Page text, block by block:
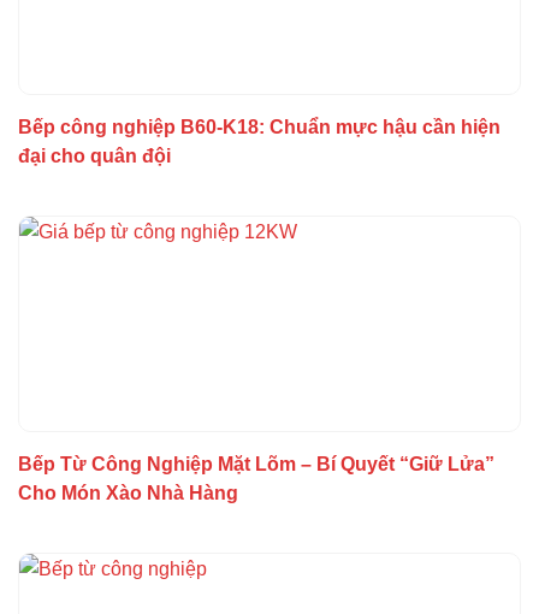
Bếp công nghiệp B60-K18: Chuẩn mực hậu cần hiện
đại cho quân đội
Bếp Từ Công Nghiệp Mặt Lõm – Bí Quyết “Giữ Lửa”
Cho Món Xào Nhà Hàng